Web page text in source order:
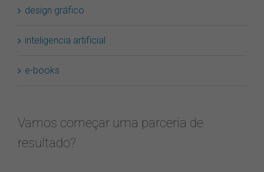
design gráfico
inteligencia artificial
e-books
Vamos começar uma parceria de
resultado?